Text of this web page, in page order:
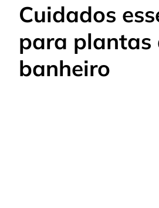
Cuidados
para plantas
banheiro